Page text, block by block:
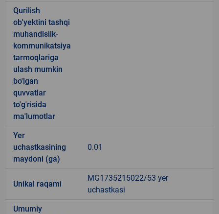
Qurilish
ob'yektini tashqi
muhandislik-
kommunikatsiya
tarmoqlariga
ulash mumkin
bo'lgan
quvvatlar
to'g'risida
ma'lumotlar
Yer
uchastkasining
maydoni (ga)
0.01
Unikal raqami
MG1735215022/53 yer
uchastkasi
Umumiy